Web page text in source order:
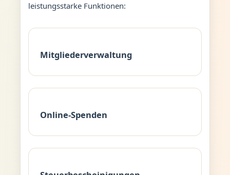
leistungsstarke Funktionen:
Mitgliederverwaltung
Online-Spenden